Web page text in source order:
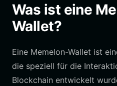
Was ist eine
Wallet?
Eine Memelon-Wallet ist
die speziell für die
Blockchain entwickelt